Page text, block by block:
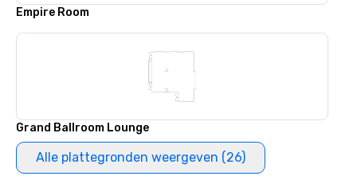
Empire Room
Grand Ballroom Lounge
Alle plattegronden weergeven (26)